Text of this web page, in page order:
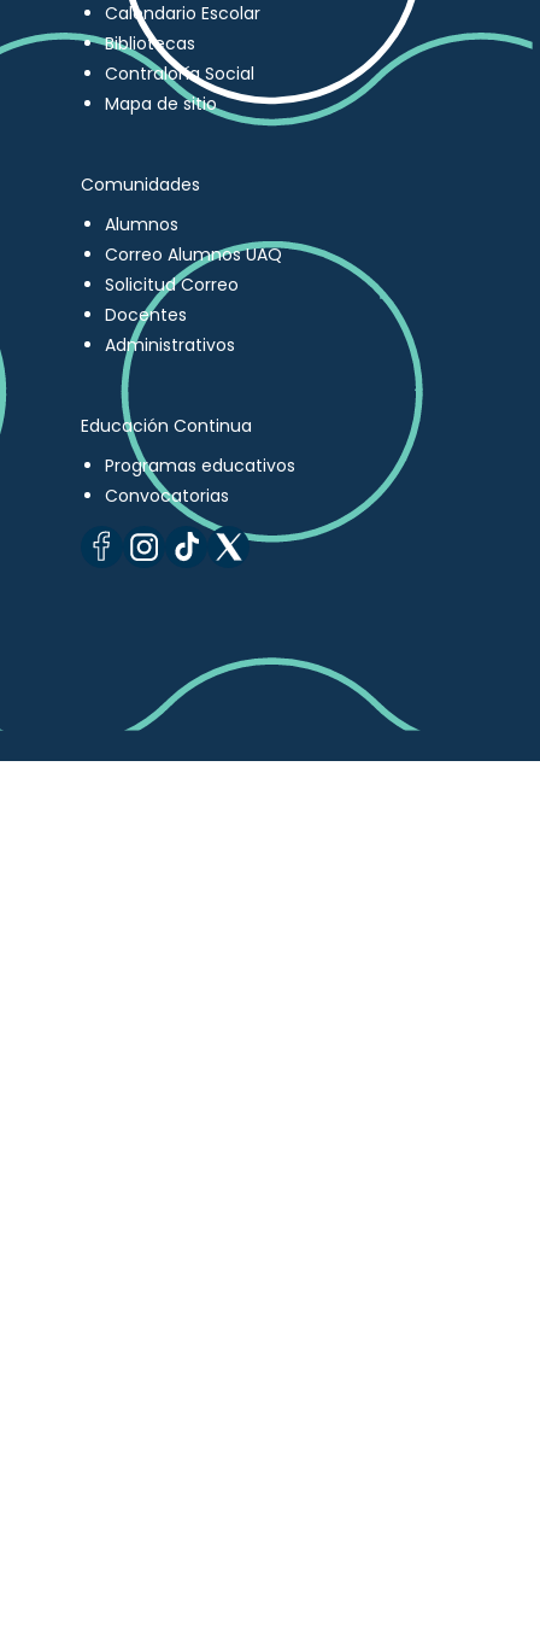
Calendario Escolar
Bibliotecas
Contraloría Social
Mapa de sitio
Comunidades
Alumnos
Correo Alumnos UAQ
Solicitud Correo
Docentes
Administrativos
Educación Continua
Programas educativos
Convocatorias